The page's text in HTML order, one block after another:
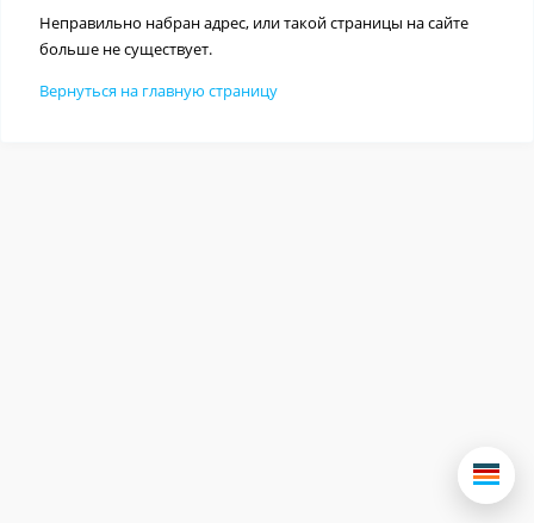
Неправильно набран адрес, или такой страницы на сайте
больше не существует.
Вернуться на главную страницу